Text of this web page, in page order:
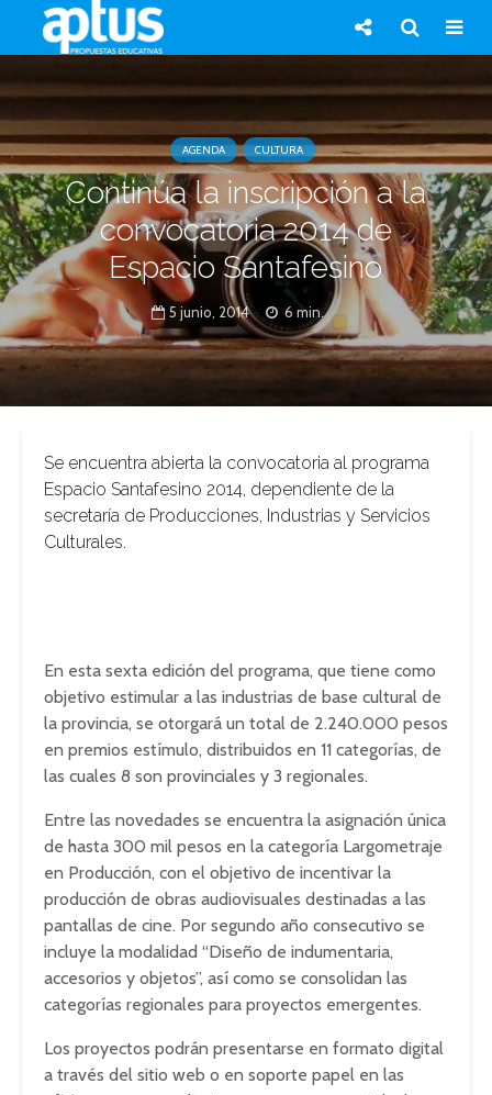
AGENDA CULTURA
Continúa la inscripción a la
convocatoria 2014 de
Espacio Santafesino
5 junio, 2014 6 min.
Se encuentra abierta la convocatoria al programa
Espacio Santafesino 2014, dependiente de la
secretaría de Producciones, Industrias y Servicios
Culturales.
En esta sexta edición del programa, que tiene como
objetivo estimular a las industrias de base cultural de
la provincia, se otorgará un total de 2.240.000 pesos
en premios estímulo, distribuidos en 11 categorías, de
las cuales 8 son provinciales y 3 regionales.
Entre las novedades se encuentra la asignación única
de hasta 300 mil pesos en la categoría Largometraje
en Producción, con el objetivo de incentivar la
producción de obras audiovisuales destinadas a las
pantallas de cine. Por segundo año consecutivo se
incluye la modalidad “Diseño de indumentaria,
accesorios y objetos”, así como se consolidan las
categorías regionales para proyectos emergentes.
Los proyectos podrán presentarse en formato digital
a través del sitio web o en soporte papel en las